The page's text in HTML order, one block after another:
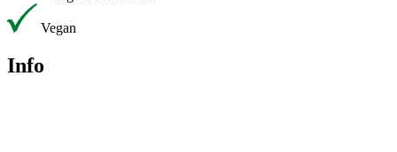
Vegan
Info